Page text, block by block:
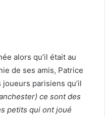
alors qu’il était au
de ses amis, Patrice
parisiens qu’il
ce sont des
petits qui ont joué